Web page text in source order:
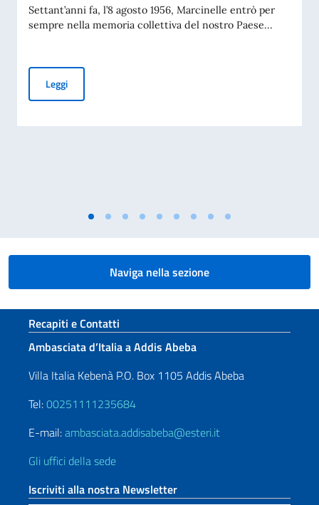
Settant’anni fa, l’8 agosto 1956, Marcinelle entrò per
sempre nella memoria collettiva del nostro Paese...
Leggi70° Anniversario del disastro di Marcinelle, e 25°
Naviga nella sezione
Sezione footer
Recapiti e Contatti
Ambasciata d’Italia a Addis Abeba
Villa Italia Kebenà P.O. Box 1105 Addis Abeba
Tel:00251111235684
E-mail:ambasciata.addisabeba@esteri.it
Gli uffici della sede
Iscriviti alla nostra Newsletter